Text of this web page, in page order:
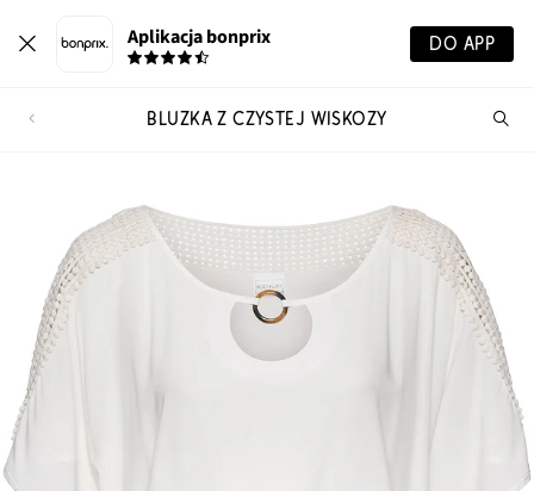
Aplikacja bonprix DO APP
BLUZKA Z CZYSTEJ WISKOZY